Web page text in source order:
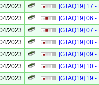
2023
[GTAQ19] 17
2023
[GTAQ19] 06
2023
[GTAQ19] 07
2023
[GTAQ19] 08
2023
[GTAQ19] 09
2023
[GTAQ19] 10
2023
[GTAQ19] 19